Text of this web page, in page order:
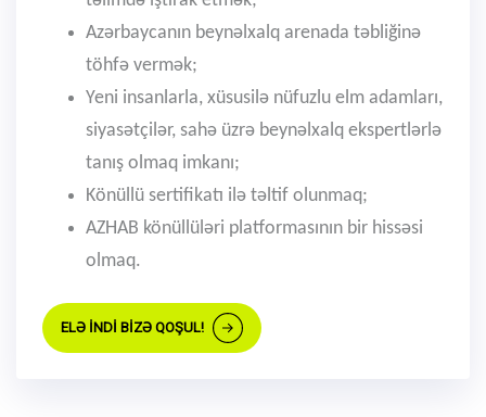
Azərbaycanın beynəlxalq arenada təbliğinə
töhfə vermək;
Yeni insanlarla, xüsusilə nüfuzlu elm adamları,
siyasətçilər, sahə üzrə beynəlxalq ekspertlərlə
tanış olmaq imkanı;
Könüllü sertifikatı ilə təltif olunmaq;
AZHAB könüllüləri platformasının bir hissəsi
olmaq.
ELƏ İNDİ BİZƏ QOŞUL!